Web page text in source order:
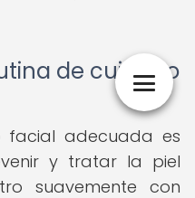
de cuidado
facial adecuada es
y tratar la piel
suavemente con